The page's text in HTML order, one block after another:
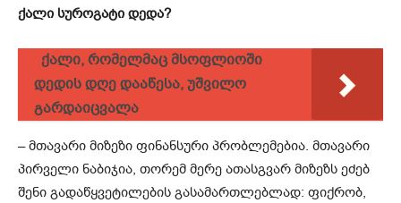
ქალი სუროგატი დედა?
ქალი, რომელმაც მსოფლიოში
დედის დღე დააწესა, უშვილო
გარდაიცვალა
– მთავარი მიზეზი ფინანსური პრობლემებია. მთავარი
პირველი ნაბიჯია, თორემ მერე ათასგვარ მიზეზს ეძებ
შენი გადაწყვეტილების გასამართლებლად: ფიქრობ,